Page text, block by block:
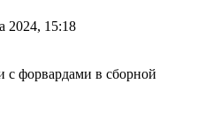
2024, 15:18